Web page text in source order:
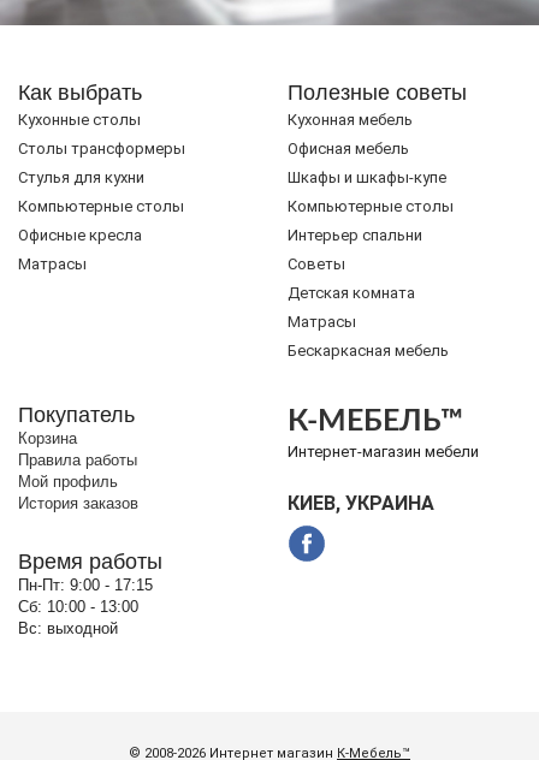
Как выбрать
Кухонные столы
Cтолы трансформеры
Стулья для кухни
Компьютерные столы
Офисные кресла
Матрасы
Полезные советы
Кухонная мебель
Офисная мебель
Шкафы и шкафы-купе
Компьютерные столы
Интерьер спальни
Советы
Детская комната
Матрасы
Бескаркасная мебель
© 2008-2026 Интернет магазин К-Мебель™
Покупатель
Корзина
Правила работы
Мой профиль
История заказов
Время работы
Пн-Пт: 9:00 - 17:15
Сб: 10:00 - 13:00
Вс: выходной
К-МЕБЕЛЬ™
Интернет-магазин мебели
КИЕВ, УКРАИНА